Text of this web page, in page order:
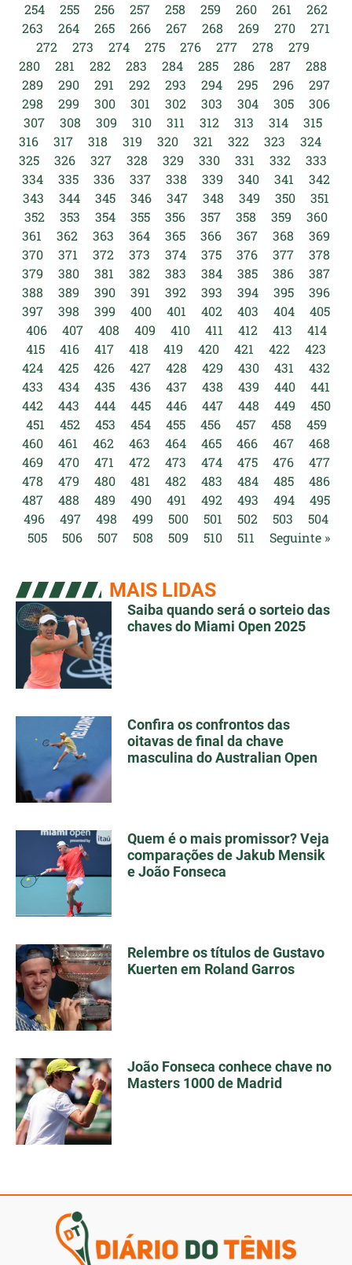
254
255 256 257 258 259 260 261
262
263
264 265 266 267 268 269 270
271
272
273 274 275 276 277 278
279
280
281 282 283 284 285 286 287
288
289
290 291 292 293 294 295 296
297
298
299 300 301 302 303 304 305
306
307
308 309 310 311 312 313 314
315
316
317 318 319 320 321 322 323
324
325
326 327 328 329 330 331 332
333
334
335 336 337 338 339 340 341
342
343
344 345 346 347 348 349 350
351
352
353 354 355 356 357 358 359
360
361
362 363 364 365 366 367 368
369
370
371 372 373 374 375 376 377
378
379
380 381 382 383 384 385 386
387
388
389 390 391 392 393 394 395
396
397
398 399 400 401 402 403 404
405
406
407 408 409 410 411 412 413
414
415
416 417 418 419 420 421 422
423
424
425 426 427 428 429 430 431
432
433
434 435 436 437 438 439 440
441
442
443 444 445 446 447 448 449
450
451
452 453 454 455 456 457 458
459
460
461 462 463 464 465 466 467
468
469
470 471 472 473 474 475 476
477
478
479 480 481 482 483 484 485
486
487
488 489 490 491 492 493 494
495
496
497 498 499 500 501 502 503
504
505
506 507 508 509 510 511 Seguinte »
MAIS LIDAS
Saiba quando será o sorteio das
chaves do Miami Open 2025
Confira os confrontos das
oitavas de final da chave
masculina do Australian Open
Quem é o mais promissor? Veja
comparações de Jakub Mensik
e João Fonseca
Relembre os títulos de Gustavo
Kuerten em Roland Garros
João Fonseca conhece chave no
Masters 1000 de Madrid